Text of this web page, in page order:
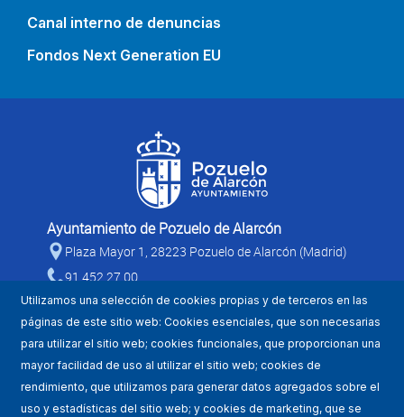
Canal interno de denuncias
Fondos Next Generation EU
Ayuntamiento de Pozuelo de Alarcón
Plaza Mayor 1, 28223 Pozuelo de Alarcón (Madrid)
91 452 27 00
Utilizamos una selección de cookies propias y de terceros en las
páginas de este sitio web: Cookies esenciales, que son necesarias
para utilizar el sitio web; cookies funcionales, que proporcionan una
mayor facilidad de uso al utilizar el sitio web; cookies de
rendimiento, que utilizamos para generar datos agregados sobre el
uso y estadísticas del sitio web; y cookies de marketing, que se